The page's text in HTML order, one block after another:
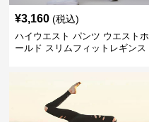
¥3,160 (税込)
ハイウエスト パンツ ウエストホ
ールド スリムフィットレギンス